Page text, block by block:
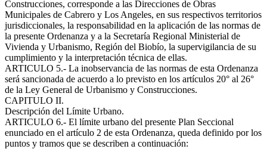
Construcciones, corresponde a las Direcciones de Obras
Municipales de Cabrero y Los Angeles, en sus respectivos territorios
jurisdiccionales, la responsabilidad en la aplicación de las normas de
la presente Ordenanza y a la Secretaría Regional Ministerial de
Vivienda y Urbanismo, Región del Biobío, la supervigilancia de su
cumplimiento y la interpretación técnica de ellas.
ARTICULO 5.- La inobservancia de las normas de esta Ordenanza
será sancionada de acuerdo a lo previsto en los artículos 20° al 26°
de la Ley General de Urbanismo y Construcciones.
CAPITULO II.
Descripción del Límite Urbano.
ARTICULO 6.- El límite urbano del presente Plan Seccional
enunciado en el artículo 2 de esta Ordenanza, queda definido por los
puntos y tramos que se describen a continuación: